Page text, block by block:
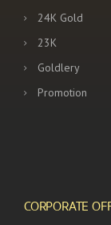
24K Gold
23K
Goldlery
Promotion
CORPORATE